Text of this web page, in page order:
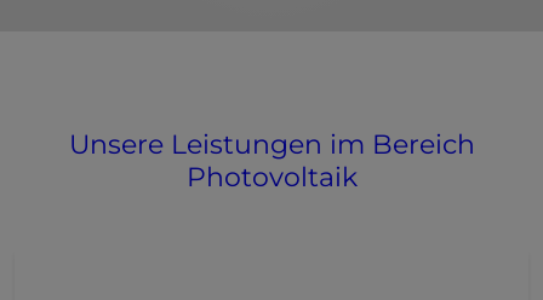
Unsere Leistungen im Bereich
Photovoltaik